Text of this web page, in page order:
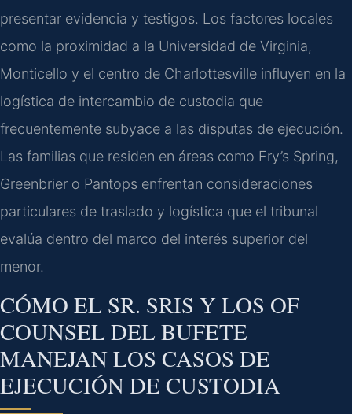
presentar evidencia y testigos. Los factores locales
como la proximidad a la Universidad de Virginia,
Monticello y el centro de Charlottesville influyen en la
logística de intercambio de custodia que
frecuentemente subyace a las disputas de ejecución.
Las familias que residen en áreas como Fry’s Spring,
Greenbrier o Pantops enfrentan consideraciones
particulares de traslado y logística que el tribunal
evalúa dentro del marco del interés superior del
menor.
CÓMO EL SR. SRIS Y LOS OF
COUNSEL DEL BUFETE
MANEJAN LOS CASOS DE
EJECUCIÓN DE CUSTODIA